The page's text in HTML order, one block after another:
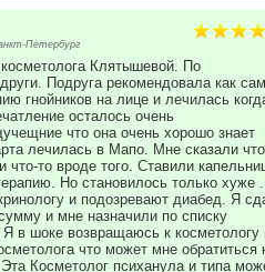
урологии. Наши врачи
недержания мочи, простатита
Петербург
Клятышевой. По
Подруга рекомендовала как
гнойников на лице и лечилась
осталось очень
что она очень хорошо знает
лечилась в Мапо. Мне сказали
то вроде того. Ставили
Но становилось только хуже .
и подозревают диабед. Я
и мне назначили по списку
в шоке возвращаюсь к косметологу
что может мне обратиться
Косметолог психанула и типа